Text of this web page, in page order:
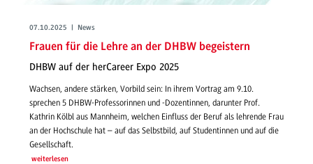
07.10.2025 | News
Frauen für die Lehre an der DHBW begeistern
DHBW auf der herCareer Expo 2025
Wachsen, andere stärken, Vorbild sein: In ihrem Vortrag am 9.10.
sprechen 5 DHBW-Professorinnen und -Dozentinnen, darunter Prof.
Kathrin Kölbl aus Mannheim, welchen Einfluss der Beruf als lehrende Frau
an der Hochschule hat – auf das Selbstbild, auf Studentinnen und auf die
Gesellschaft.
weiterlesen